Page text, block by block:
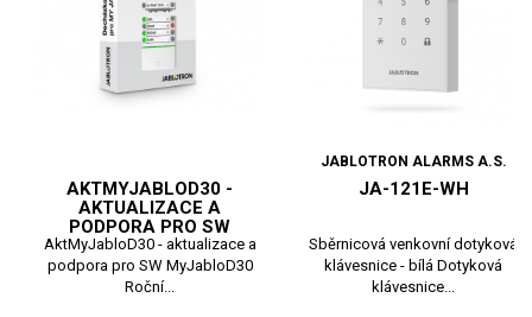
AKTMYJABLOD30 -
AKTUALIZACE A
PODPORA PRO SW
MYJABLOD30
AktMyJabloD30 - aktualizace a
podpora pro SW MyJabloD30
Roční...
JABLOTRON ALARMS A.S.
JA-121E-WH
Sběrnicová venkovní dotyková
klávesnice - bílá Dotyková
klávesnice...